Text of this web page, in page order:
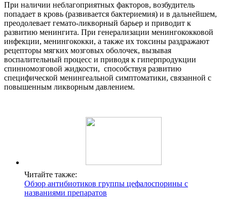
При наличии неблагоприятных факторов, возбудитель
попадает в кровь (развивается бактериемия) и в дальнейшем,
преодолевает гемато-ликворный барьер и приводит к
развитию менингита. При генерализации менингококковой
инфекции, менингококки, а также их токсины раздражают
рецепторы мягких мозговых оболочек, вызывая
воспалительный процесс и приводя к гиперпродукции
спинномозговой жидкости, способствуя развитию
специфической менингеальной симптоматики, связанной с
повышенным ликворным давлением.
Читайте также:
Обзор антибиотиков группы цефалоспорины с
названиями препаратов